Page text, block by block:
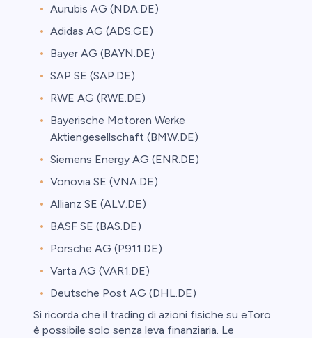
Aurubis AG (NDA.DE)
Adidas AG (ADS.GE)
Bayer AG (BAYN.DE)
SAP SE (SAP.DE)
RWE AG (RWE.DE)
Bayerische Motoren Werke
Aktiengesellschaft (BMW.DE)
Siemens Energy AG (ENR.DE)
Vonovia SE (VNA.DE)
Allianz SE (ALV.DE)
BASF SE (BAS.DE)
Porsche AG (P911.DE)
Varta AG (VAR1.DE)
Deutsche Post AG (DHL.DE)
Si ricorda che il trading di azioni fisiche su eToro
è possibile solo senza leva finanziaria. Le